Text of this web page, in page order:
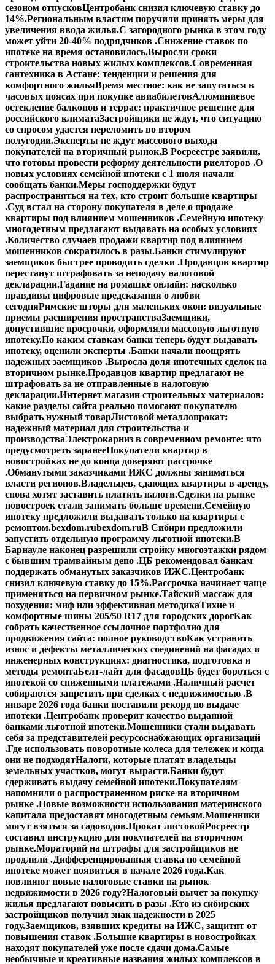
сезоном отпусковЦентробанк снизил ключевую ставку до
14%.Региональным властям поручили принять меры для
увеличения ввода жилья.С загородного рынка в этом году
может уйти 20-40% подрядчиков .Снижение ставок по
ипотеке на время остановилось.Выросли сроки
строительства новых жилых комплексов.Современная
сантехника в Астане: тенденции и решения для
комфортного жильяВремя местное: как не запутаться в
часовых поясах при покупке авиабилетовАлюминиевое
остекление балконов и террас: практичное решение для
российского климатаЗастройщики не ждут, что ситуацию
со спросом удастся переломить во втором
полугодии.Эксперты не ждут массового выхода
покупателей на вторичный рынок.В Росреестре заявили,
что готовы провести реформу деятельности риелторов .О
новых условиях семейной ипотеки с 1 июля начали
сообщать банки.Меры господдержки будут
распространяться на тех, кто строит большие квартиры
.Суд встал на сторону покупателя в деле о продаже
квартиры под влиянием мошенников .Семейную ипотеку
многодетным предлагают выдавать на особых условиях
.Количество случаев продажи квартир под влиянием
мошенников сократилось в разы.Банки стимулируют
заемщиков быстрее проводить сделки .Продавцов квартир
перестанут штрафовать за неподачу налоговой
декларации.Гадание на ромашке онлайн: насколько
правдивы цифровые предсказания о любви
сегодняРимские шторы для маленьких окон: визуальные
приемы расширения пространстваЗаемщики,
допустившие просрочки, оформляли массовую льготную
ипотеку.По каким ставкам банки теперь будут выдавать
ипотеку, оценили эксперты .Банки начали поощрять
надежных заемщиков .Выросла доля ипотечных сделок на
вторичном рынке.Продавцов квартир предлагают не
штрафовать за не отправленные в налоговую
декларации.Интернет магазин строительных материалов:
какие разделы сайта реально помогают покупателю
выбрать нужный товарЛистовой металлопрокат:
надежный материал для строительства и
производстваЭлектрокарниз в современном ремонте: что
предусмотреть заранееПокупатели квартир в
новостройках не до конца доверяют рассрочке
.Обманутыми заказчиками ИЖС должны заниматься
власти регионов.Владельцев, сдающих квартиры в аренду,
снова хотят заставить платить налоги.Сделки на рынке
новостроек стали занимать больше времени.Семейную
ипотеку предложили выдавать только на квартиры с
ремонтом.bexdom.rubexdom.ruВ Сибири предложили
запустить отдельную программу льготной ипотеки.В
Барнауле наконец разрешили стройку многоэтажки рядом
с бывшим трамвайным депо .ЦБ рекомендовал банкам
поддержать обманутых заказчиков ИЖС.Центробанк
снизил ключевую ставку до 15%.Рассрочка начинает чаще
применяться на первичном рынке.Тайский массаж для
похудения: миф или эффективная методикаТихие и
комфортные шины 205/50 R17 для городских дорогКак
собрать качественное ссылочное портфолио для
продвижения сайта: полное руководствоКак устранить
износ и дефекты металлических соединений на фасадах и
инженерных конструкциях: диагностика, подготовка и
методы ремонтаБелт-лайт для фасадовЦБ будет бороться с
ипотекой со сниженными платежами .Наличный расчет
собираются запретить при сделках с недвижимостью .В
январе 2026 года банки поставили рекорд по выдаче
ипотеки .Центробанк проверит качество выданной
банками льготной ипотеки.Мошенники стали выдавать
себя за представителей ресурсоснабжающих организаций
.Где использовать поворотные колеса для тележек и когда
они не подходятНалоги, которые платят владельцы
земельных участков, могут вырасти.Банки будут
сдерживать выдачу семейной ипотеки.Покупателям
напомнили о распространенном риске на вторичном
рынке .Новые возможности использования материнского
капитала предоставят многодетным семьям.Мошенники
могут взяться за садоводов.Прокат листовойРосреестр
составил инструкцию для покупателей на вторичном
рынке.Мораторий на штрафы для застройщиков не
продлили .Дифференцированная ставка по семейной
ипотеке может появиться в начале 2026 года.Как
повлияют новые налоговые ставки на рынок
недвижимости в 2026 году?Налоговый вычет за покупку
жилья предлагают повысить в разы .Кто из сибирских
застройщиков получил знак надежности в 2025
году.Заемщиков, взявших кредиты на ИЖС, защитят от
повышения ставок .Большие квартиры в новостройках
находят покупателей уже после сдачи дома.Самые
необычные и креативные названия жилых комплексов в